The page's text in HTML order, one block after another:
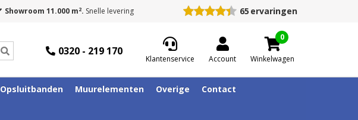
Showroom 11.000 m2. Snelle levering 65 ervaringen
0320 - 219 170
Klantenservice Account
0
Winkelwagen
Opsluitbanden Muurelementen Overige Contact